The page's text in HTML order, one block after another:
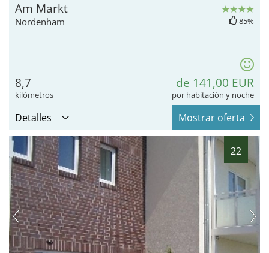
Am Markt
Nordenham 85%
8,7
kilómetros
de 141,00 EUR
por habitación y noche
Detalles Mostrar oferta
22